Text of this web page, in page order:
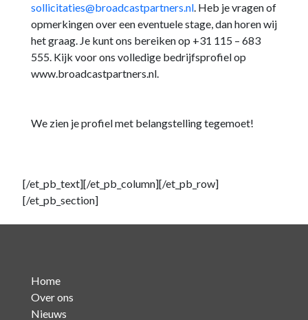
sollicitaties@broadcastpartners.nl. Heb je vragen of
opmerkingen over een eventuele stage, dan horen wij
het graag. Je kunt ons bereiken op +31 115 – 683
555. Kijk voor ons volledige bedrijfsprofiel op
www.broadcastpartners.nl.
We zien je profiel met belangstelling tegemoet!
[/et_pb_text][/et_pb_column][/et_pb_row]
[/et_pb_section]
Home
Over ons
Nieuws